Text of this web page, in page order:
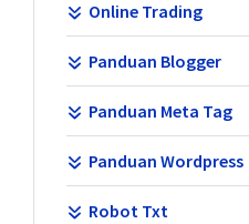
Online Trading
Panduan Blogger
Panduan Meta Tag
Panduan Wordpress
Robot Txt